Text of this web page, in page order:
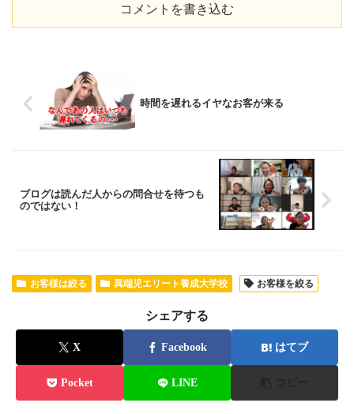
コメントを書き込む
時間を遅れるイヤなお客が来る
ブログは読んだ人からの問合せを待つも
のではない！
お客様は絞る 異端児エリート養成大学校 お客様を絞る
シェアする
X Facebook はてブ
Pocket LINE